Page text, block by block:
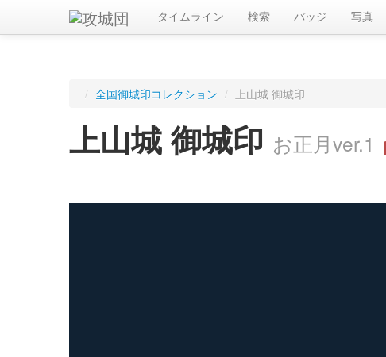
タイムライン 検索 バッジ 写真
/ 全国御城印コレクション / 上山城 御城印
上山城 御城印 お正月ver.1